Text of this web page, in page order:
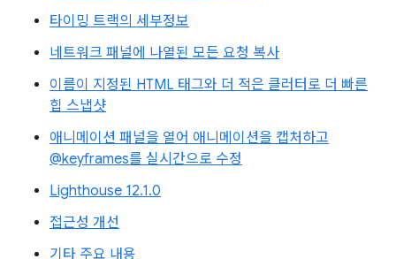
타이밍 트랙의 세부정보
네트워크 패널에 나열된 모든 요청 복사
이름이 지정된 HTML 태그와 더 적은 클러터로 더 빠른
힙 스냅샷
애니메이션 패널을 열어 애니메이션을 캡처하고
@keyframes를 실시간으로 수정
Lighthouse 12.1.0
접근성 개선
기타 주요 내용